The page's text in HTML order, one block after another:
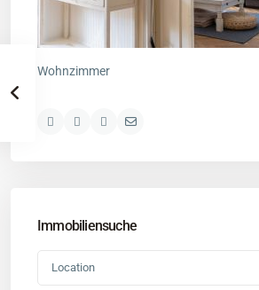
Wohnzimmer
Immobiliensuche